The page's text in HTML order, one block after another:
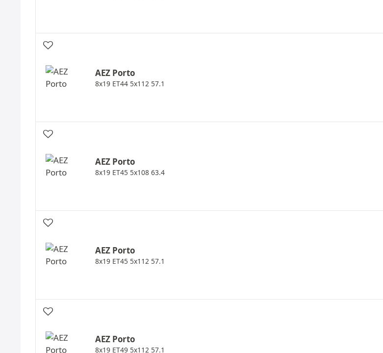
AEZ Porto
8x19 ET44 5x112 57.1
AEZ Porto
8x19 ET45 5x108 63.4
AEZ Porto
8x19 ET45 5x112 57.1
AEZ Porto
8x19 ET49 5x112 57.1